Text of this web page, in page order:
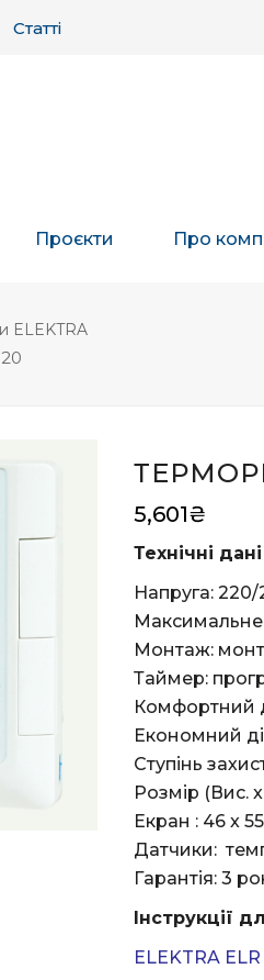
Статті
Проєкти Про
ELEKTRA
5,601₴
Технічні дані
Напруга:
Монтаж:
Таймер:
Комфортний
Економний
Ступінь
Розмір (Вис.
Екран : 46 x
Датчики:
Гарантія: 3
Інструкції
ELEKTRA